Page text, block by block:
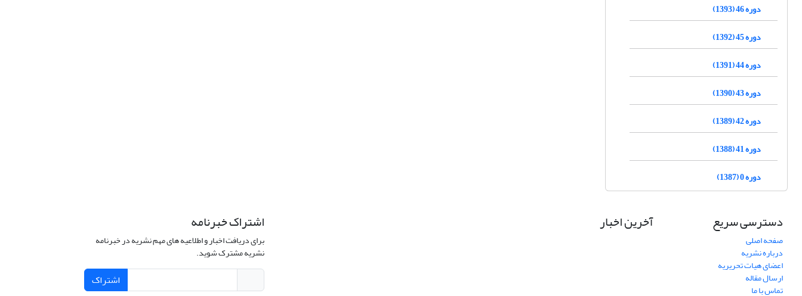
دوره 46 (1393)
دوره 45 (1392)
دوره 44 (1391)
دوره 43 (1390)
دوره 42 (1389)
دوره 41 (1388)
دوره 0 (1387)
دسترسی سریع
صفحه اصلی
درباره نشریه
اعضای هیات تحریریه
ارسال مقاله
تماس با ما
آخرین اخبار اشتراک خبرنامه
برای دریافت اخبار و اطلاعیه های مهم نشریه در خبرنامه
نشریه مشترک شوید.
اشتراک